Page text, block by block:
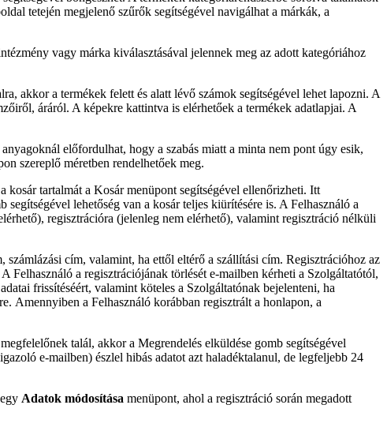
tetején megjelenő szűrők segítségével navigálhat a márkák, a
vagy márka kiválasztásával jelennek meg az adott kategóriához
akkor a termékek felett és alatt lévő számok segítségével lehet lapozni. A
áráról. A képekre kattintva is elérhetőek a termékek adatlapjai. A
előfordulhat, hogy a szabás miatt a minta nem pont úgy esik,
szereplő méretben rendelhetőek meg.
kosár tartalmát a Kosár menüpont segítségével ellenőrizheti. Itt
lehetőség van a kosár teljes kiürítésére is. A Felhasználó a
regisztrációra (jelenleg nem elérhető), valamint regisztráció nélküli
cím, valamint, ha ettől eltérő a szállítási cím. Regisztrációhoz az
Felhasználó a regisztrációjának törlését e-mailben kérheti a Szolgáltatótól,
frissítéséért, valamint köteles a Szolgáltatónak bejelenteni, ha
Amennyiben a Felhasználó korábban regisztrált a honlapon, a
talál, akkor a Megrendelés elküldése gomb segítségével
e-mailben) észlel hibás adatot azt haladéktalanul, de legfeljebb 24
Adatok módosítása menüpont, ahol a regisztráció során megadott